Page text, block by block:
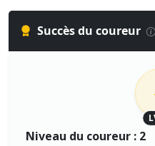
Succès du coureur
Niveau du coureur : 2